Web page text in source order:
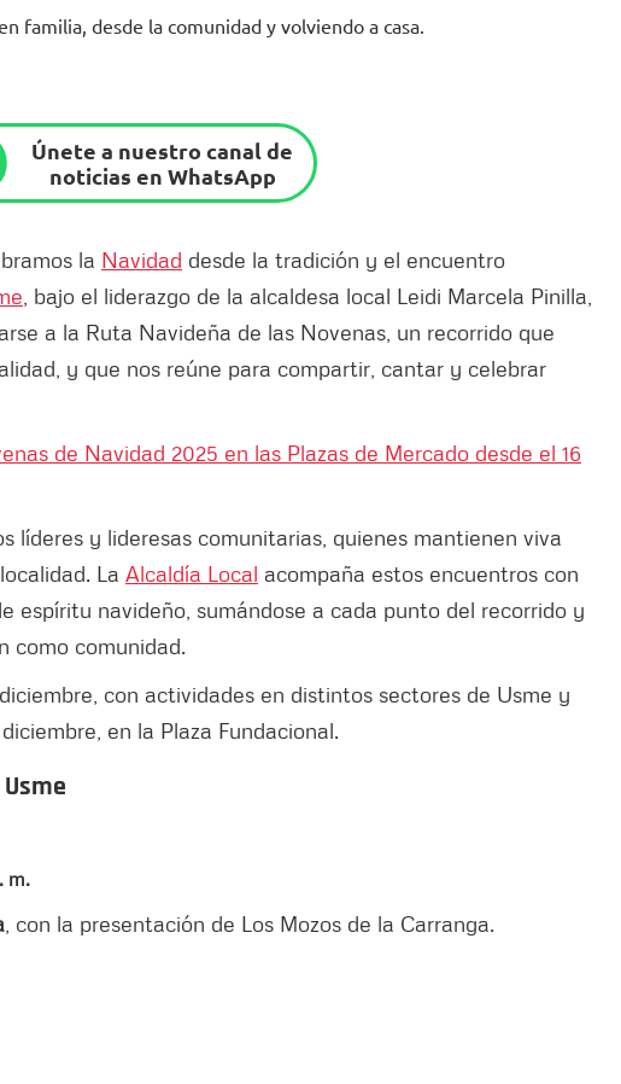
familia, desde la comunidad y volviendo a casa.
Únete a nuestro canal de
noticias en WhatsApp
la Navidad desde la tradición y el encuentro
, bajo el liderazgo de la alcaldesa local Leidi Marcela Pinilla,
a la Ruta Navideña de las Novenas, un recorrido que
y que nos reúne para compartir, cantar y celebrar
de Navidad 2025 en las Plazas de Mercado desde el 16
líderes y lideresas comunitarias, quienes mantienen viva
La Alcaldía Local acompaña estos encuentros con
espíritu navideño, sumándose a cada punto del recorrido y
como comunidad.
con actividades en distintos sectores de Usme y
en la Plaza Fundacional.
m.
, con la presentación de Los Mozos de la Carranga.